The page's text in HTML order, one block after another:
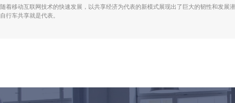
随着移动互联网技术的快速发展，以共享经济为代表的新模式展现出了巨大的韧性和发展
自行车共享就是代表。